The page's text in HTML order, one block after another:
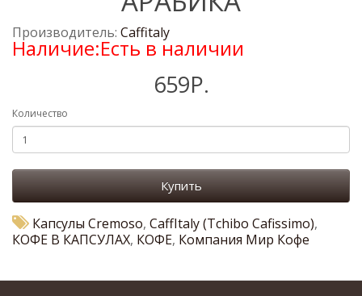
Производитель: Caffitaly
Наличие:Есть в наличии
659Р.
Количество
Купить
Капсулы Cremoso, CaffItaly (Tchibo Cafissimo),
КОФЕ В КАПСУЛАХ, КОФЕ, Компания Мир Кофе